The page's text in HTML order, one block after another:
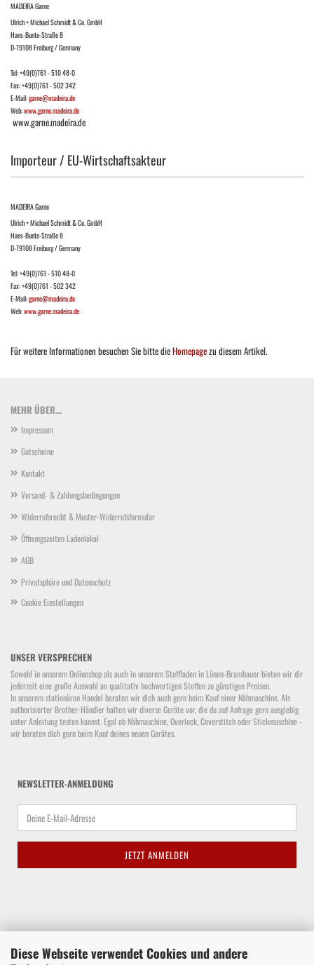
Diese Webseite verwendet Cookies und andere
MADEIRA Garne
Ulrich + Michael Schmidt & Co. GmbH
Hans-Bunte-Straße 8
D-79108 Freiburg / Germany
Tel: +49(0)761 - 510 48-0
Fax: +49(0)761 - 502 342
E-Mail:garne@madeira.de
Web:www.garne.madeira.de
www.garne.madeira.de
Importeur / EU-Wirtschaftsakteur
MADEIRA Garne
Ulrich + Michael Schmidt & Co. GmbH
Hans-Bunte-Straße 8
D-79108 Freiburg / Germany
Tel: +49(0)761 - 510 48-0
Fax: +49(0)761 - 502 342
E-Mail:garne@madeira.de
Web:www.garne.madeira.de
Für weitere Informationen besuchen Sie bitte dieHomepagezu diesem Artikel.
MEHR ÜBER...
Impressum
Gutscheine
Kontakt
Versand- & Zahlungsbedingungen
Widerrufsrecht & Muster-Widerrufsformular
Öffnungszeiten Ladenlokal
AGB
Privatsphäre und Datenschutz
Cookie Einstellungen
UNSER VERSPRECHEN
Sowohl in unserem Onlineshop als auch in unserem Stoffladen in Lünen-Brambauer bieten wir dir
jederzeit eine große Auswahl an qualitativ hochwertigen Stoffen zu günstigen Preisen.
In unserem stationären Handel beraten wir dich auch gern beim Kauf einer Nähmaschine. Als
authorisierter Brother-Händler halten wir diverse Geräte vor, die du auf Anfrage gern ausgiebig
unter Anleitung testen kannst. Egal ob Nähmaschine, Overlock, Coverstitch oder Stickmaschine -
wir beraten dich gern beim Kauf deines neuen Gerätes.
NEWSLETTER-ANMELDUNG
Waltroper Straße 62a, 44536 Lünen